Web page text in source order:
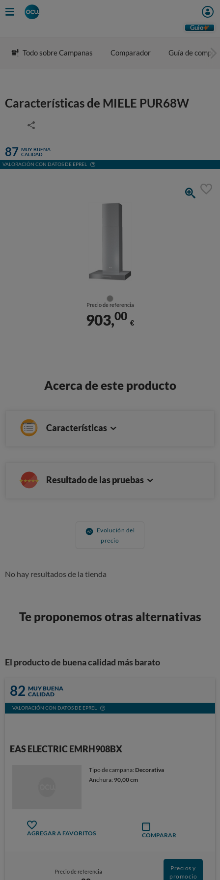
Guio
Todo sobre Campanas Comparador Guía de compra
Características de MIELE PUR68W
87 MUY BUENA
CALIDAD
VALORACIÓN CON DATOS DE EPREL
Precio de referencia
903,00
€
Acerca de este producto
Características
Resultado de las pruebas
Evolución del
precio
No hay resultados de la tienda
Te proponemos otras alternativas
El producto de buena calidad más barato
82 MUY BUENA
CALIDAD
VALORACIÓN CON DATOS DE EPREL
EAS ELECTRIC EMRH908BX
Tipo de campana: Decorativa
Anchura: 90,00 cm
AGREGAR A FAVORITOS COMPARAR
Precio de referencia
Precios y
promocio